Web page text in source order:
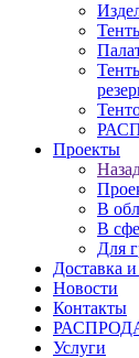
Проекты
В
В
Для
Доставка
Новости
Контакты
Услуги